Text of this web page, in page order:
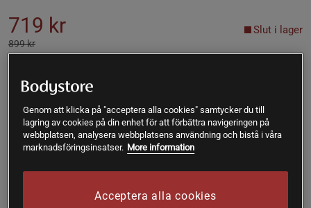
719 kr
899 kr
Slut i lager
L - Slut i lager
Produkt slut - notifiera mig via e-post
Varan är för tillfället slut i lager. Få en notifikation när
Genom att klicka på "acceptera alla cookies" samtycker du till
lagring av cookies på din enhet för att förbättra navigeringen på
webbplatsen, analysera webbplatsens användning och bistå i våra
marknadsföringsinsatser. More information
Acceptera alla cookies